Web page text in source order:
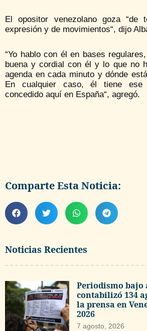
Noticias Recientes
Periodismo bajo
contabilizó 134
la prensa en
2026
7 agosto, 2026
El opositor venezolano goza “de
expresión y de movimientos“, dijo
“Yo hablo con él en bases
buena y cordial con él y lo que no
agenda en cada minuto y dónde
En cualquier caso, él tiene ese
concedido aquí en España“, agregó.
Comparte Esta Noticia: